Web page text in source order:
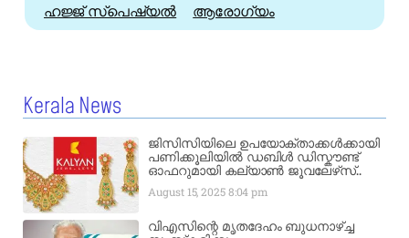
ഹജ്ജ്‌ സ്പെഷ്യൽ ആരോഗ്യം
Kerala News
ജിസിസിയിലെ ഉപയോക്താക്കൾക്കായി
പണിക്കൂലിയിൽ ഡബിൾ ഡിസ്കൗണ്ട്
ഓഫറുമായി കല്യാൺ ജൂവലേഴ്‌സ്..
August 15, 20258:04 pm
വിഎസിന്റെ മൃതദേഹം ബുധനാഴ്ച്ച